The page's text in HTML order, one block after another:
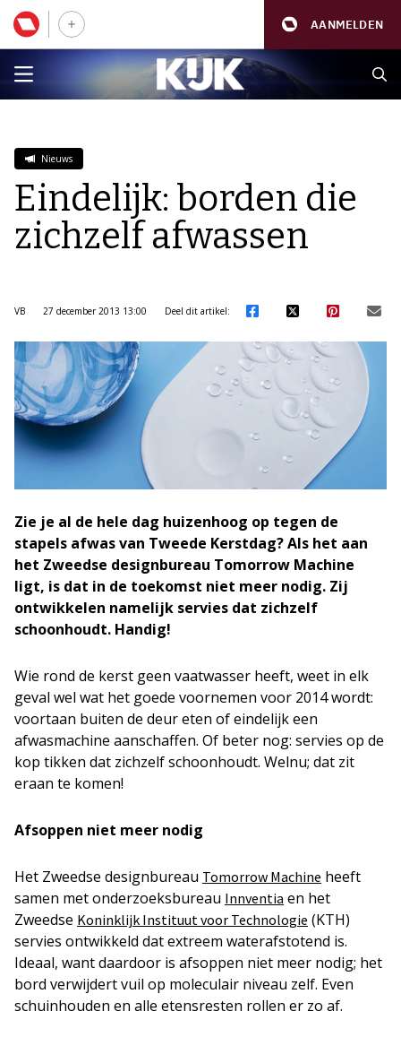
AANMELDEN
Nieuws
Eindelijk: borden die
zichzelf afwassen
VB 27 december 2013 13:00 Deel dit artikel:
Zie je al de hele dag huizenhoog op tegen de
stapels afwas van Tweede Kerstdag? Als het aan
het Zweedse designbureau Tomorrow Machine
ligt, is dat in de toekomst niet meer nodig. Zij
ontwikkelen namelijk servies dat zichzelf
schoonhoudt. Handig!
Wie rond de kerst geen vaatwasser heeft, weet in elk
geval wel wat het goede voornemen voor 2014 wordt:
voortaan buiten de deur eten of eindelijk een
afwasmachine aanschaffen. Of beter nog: servies op de
kop tikken dat zichzelf schoonhoudt. Welnu; dat zit
eraan te komen!
Afsoppen niet meer nodig
Het Zweedse designbureau Tomorrow Machine heeft
samen met onderzoeksbureau Innventia en het
Zweedse Koninklijk Instituut voor Technologie (KTH)
servies ontwikkeld dat extreem waterafstotend is.
Ideaal, want daardoor is afsoppen niet meer nodig; het
bord verwijdert vuil op moleculair niveau zelf. Even
schuinhouden en alle etensresten rollen er zo af.